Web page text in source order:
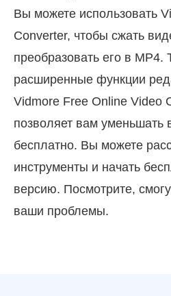
Вы можете использовать
Converter, чтобы сжать
преобразовать его в MP4.
расширенные функции
Vidmore Free Online Video
позволяет вам уменьшать
бесплатно. Вы можете
инструменты и начать
версию. Посмотрите,
ваши проблемы.